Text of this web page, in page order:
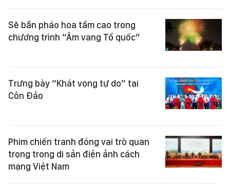
Sẽ bắn pháo hoa tầm cao trong
chương trình “Âm vang Tổ quốc”
Trưng bày “Khát vọng tự do” tại
Côn Đảo
Phim chiến tranh đóng vai trò quan
trọng trong di sản điện ảnh cách
mạng Việt Nam